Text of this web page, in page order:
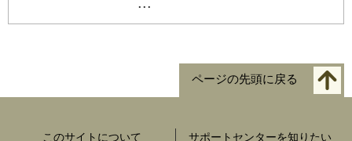
ページの先頭に戻る
このサイトについて サポートセンターを知りたい